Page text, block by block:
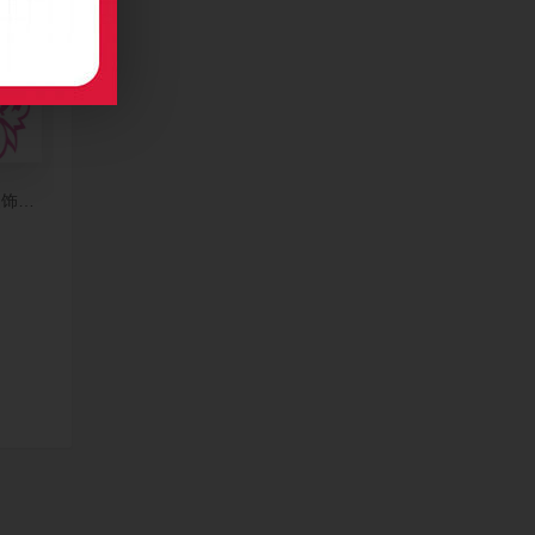
名片制作